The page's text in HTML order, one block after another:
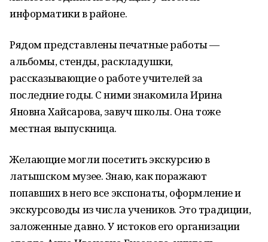
информатики в районе.
Рядом представлены печатные работы —
альбомы, стенды, раскладушки,
рассказывающие о работе учителей за
последние годы. С ними знакомила Ирина
Яновна Хайсарова, завуч школы. Она тоже
местная выпускница.
Желающие могли посетить экскурсию в
латышском музее. Знаю, как поражают
попавших в него все экспонаты, оформление и
экскурсоводы из числа учеников. Это традиции,
заложенные давно. У истоков его организации